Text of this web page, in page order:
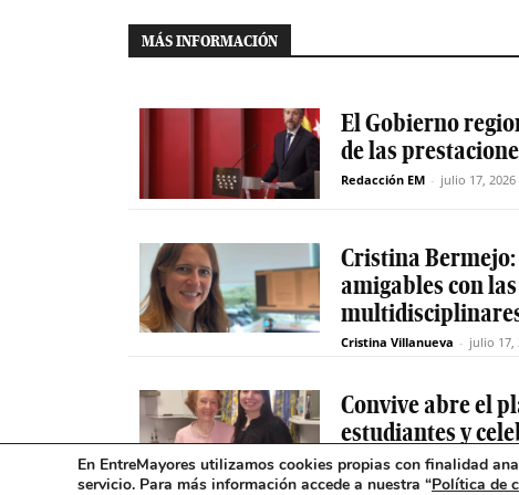
MÁS INFORMACIÓN
El Gobierno
de las
Redacción EM - julio 17, 2026
Cristina
amigables con
Cristina Villanueva - julio 17,
Convive abre el
estudiantes y
mayores en
Redacción EM - julio 17, 2026
En EntreMayores utilizamos cookies propias con finalidad
servicio. Para más información accede a nuestra “Política de